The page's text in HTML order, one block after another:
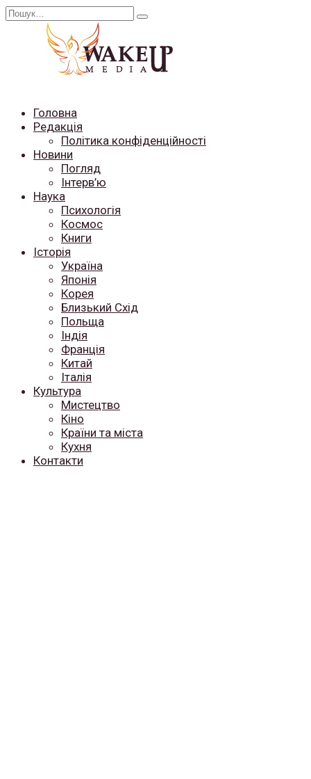
Перейти
Search
Головна
Редакція
Політика конфіденційності
Новини
Погляд
Інтерв’ю
Наука
Психологія
Космос
Книги
Історія
Україна
Японія
Корея
Близький Схід
Польща
Індія
Франція
Китай
Італія
Культура
Мистецтво
Кіно
Країни та міста
Кухня
Контакти